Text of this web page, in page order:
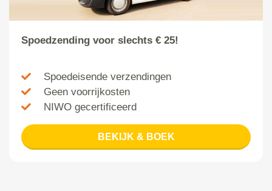
Spoedzending voor slechts € 25!
Spoedeisende verzendingen
Geen voorrijkosten
NIWO gecertificeerd
BEKIJK & BOEK